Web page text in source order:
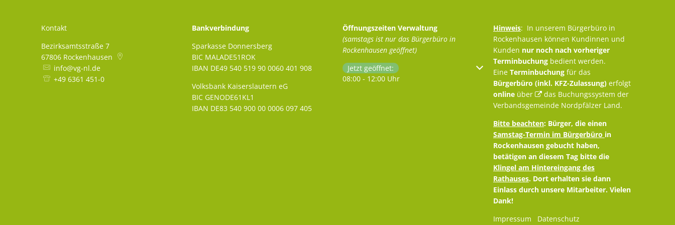
Kontakt
Bezirksamtsstraße 7
67806 Rockenhausen
info@vg-nl.de
+49 6361 451-0
Bankverbindung
Sparkasse Donnersberg
BIC MALADE51ROK
IBAN DE49 540 519 90 0060 401 908
Volksbank Kaiserslautern eG
BIC GENODE61KL1
IBAN DE83 540 900 00 0006 097 405
Öffnungszeiten Verwaltung
(samstags ist nur das Bürgerbüro in
Rockenhausen geöffnet)
Klicken, um weitere Öffnungs- oder Schließzeiten auszublenden
Jetzt geöffnet:
08:00 - 12:00 Uhr
Hinweis: In unserem Bürgerbüro in
Rockenhausen können Kundinnen und
Kunden nur noch nach vorheriger
Terminbuchung bedient werden.
Eine Terminbuchung für das
Bürgerbüro (inkl. KFZ-Zulassung) erfolgt
online über
das Buchungssystem der
Verbandsgemeinde Nordpfälzer Land.
Bitte beachten: Bürger, die einen
Samstag-Termin im Bürgerbüro in
Rockenhausen gebucht haben,
betätigen an diesem Tag bitte die
Klingel am Hintereingang des
Rathauses. Dort erhalten sie dann
Einlass durch unsere Mitarbeiter. Vielen
Dank!
Impressum
Datenschutz